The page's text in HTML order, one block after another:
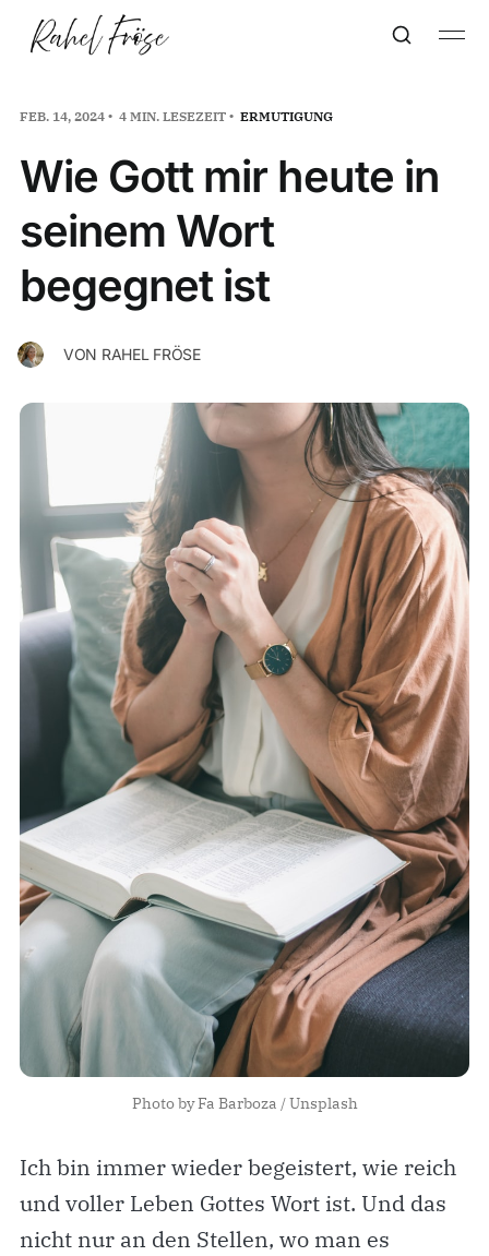
FEB. 14, 2024 4 MIN. LESEZEIT ERMUTIGUNG
Wie Gott mir heute in
seinem Wort
begegnet ist
VON RAHEL FRÖSE
Photo by Fa Barboza / Unsplash
Ich bin immer wieder begeistert, wie reich
und voller Leben Gottes Wort ist. Und das
nicht nur an den Stellen, wo man es